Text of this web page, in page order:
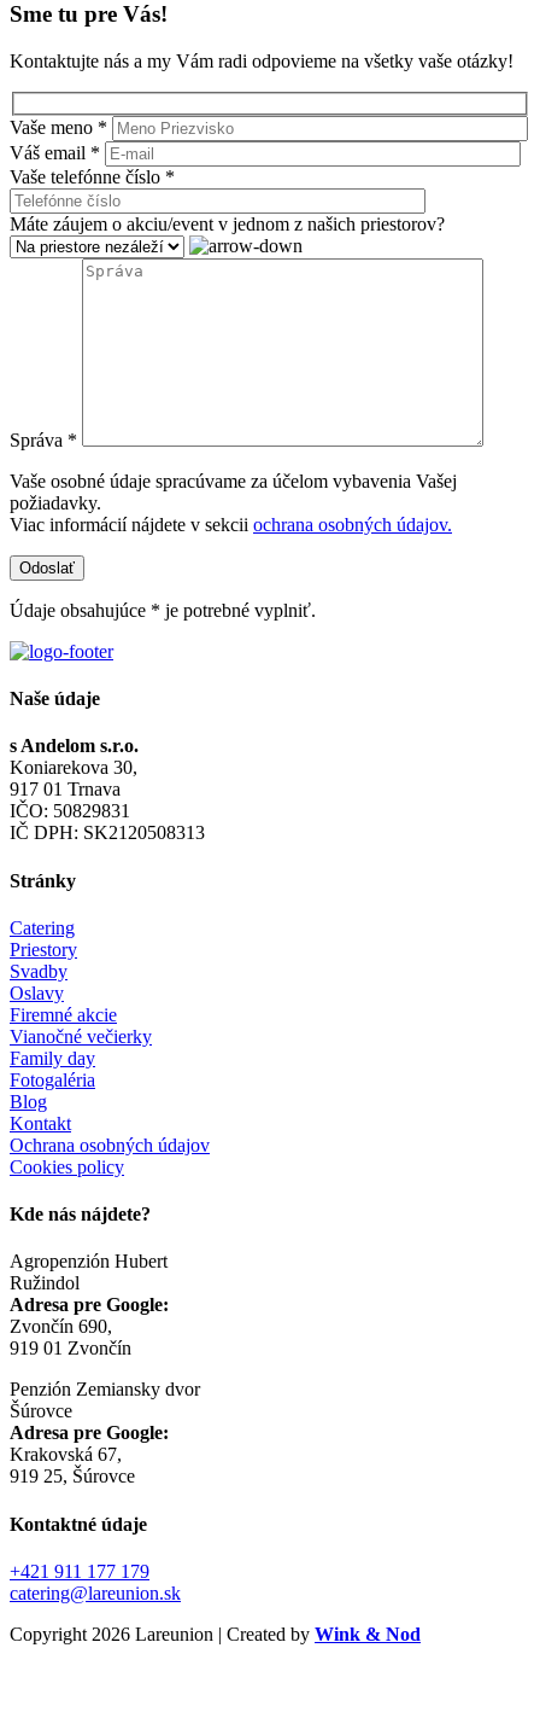
Sme tu pre Vás!
Kontaktujte nás a my Vám radi odpovieme na všetky vaše otázky!
Vaše meno *
Váš email *
Vaše telefónne číslo *
Máte záujem o akciu/event v jednom z našich priestorov?
Správa *
Vaše osobné údaje spracúvame za účelom vybavenia Vašej
požiadavky.
Viac informácií nájdete v sekcii ochrana osobných údajov.
Údaje obsahujúce * je potrebné vyplniť.
Naše údaje
s Andelom s.r.o.
Koniarekova 30,
917 01 Trnava
IČO: 50829831
IČ DPH: SK2120508313
Stránky
Catering
Priestory
Svadby
Oslavy
Firemné akcie
Vianočné večierky
Family day
Fotogaléria
Blog
Kontakt
Ochrana osobných údajov
Cookies policy
Kde nás nájdete?
Agropenzión Hubert
Ružindol
Adresa pre Google:
Zvončín 690,
919 01 Zvončín
Penzión Zemiansky dvor
Šúrovce
Adresa pre Google:
Krakovská 67,
919 25, Šúrovce
Kontaktné údaje
+421 911 177 179
catering@lareunion.sk
Copyright 2026 Lareunion | Created by Wink & Nod